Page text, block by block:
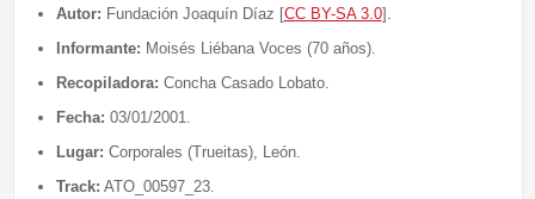
Autor: Fundación Joaquín Díaz [CC BY-SA 3.0].
Informante: Moisés Liébana Voces (70 años).
Recopiladora: Concha Casado Lobato.
Fecha: 03/01/2001.
Lugar: Corporales (Trueitas), León.
Track: ATO_00597_23.